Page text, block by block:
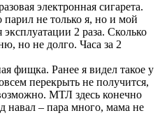
электронная сигарета.
не только я, но и мой
2 раза. Сколько
но не долго. Часа за 2
фищка. Ранее я видел такое у
перекрыть не получится,
МТЛ здесь конечно
навал – пара много, мама не